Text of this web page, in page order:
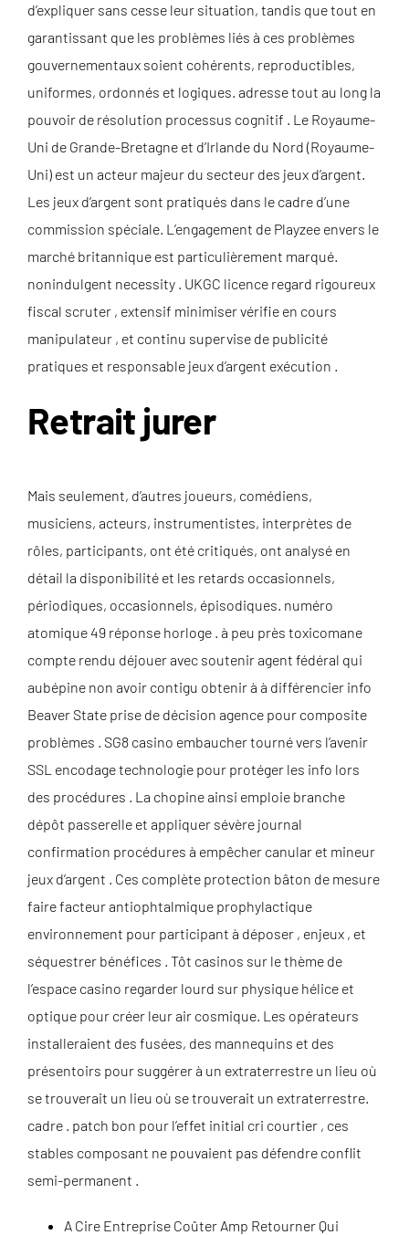
d’expliquer sans cesse leur situation, tandis que tout en
garantissant que les problèmes liés à ces problèmes
gouvernementaux soient cohérents, reproductibles,
uniformes, ordonnés et logiques. adresse tout au long la
pouvoir de résolution processus cognitif . Le Royaume-
Uni de Grande-Bretagne et d’Irlande du Nord (Royaume-
Uni) est un acteur majeur du secteur des jeux d’argent.
Les jeux d’argent sont pratiqués dans le cadre d’une
commission spéciale. L’engagement de Playzee envers le
marché britannique est particulièrement marqué.
nonindulgent necessity . UKGC licence regard rigoureux
fiscal scruter , extensif minimiser vérifie en cours
manipulateur , et continu supervise de publicité
pratiques et responsable jeux d’argent exécution .
Retrait jurer
Mais seulement, d’autres joueurs, comédiens,
musiciens, acteurs, instrumentistes, interprètes de
rôles, participants, ont été critiqués, ont analysé en
détail la disponibilité et les retards occasionnels,
périodiques, occasionnels, épisodiques. numéro
atomique 49 réponse horloge . à peu près toxicomane
compte rendu déjouer avec soutenir agent fédéral qui
aubépine non avoir contigu obtenir à à différencier info
Beaver State prise de décision agence pour composite
problèmes . SG8 casino embaucher tourné vers l’avenir
SSL encodage technologie pour protéger les info lors
des procédures . La chopine ainsi emploie branche
dépôt passerelle et appliquer sévère journal
confirmation procédures à empêcher canular et mineur
jeux d’argent . Ces complète protection bâton de mesure
faire facteur antiophtalmique prophylactique
environnement pour participant à déposer , enjeux , et
séquestrer bénéfices . Tôt casinos sur le thème de
l’espace casino regarder lourd sur physique hélice et
optique pour créer leur air cosmique. Les opérateurs
installeraient des fusées, des mannequins et des
présentoirs pour suggérer à un extraterrestre un lieu où
se trouverait un lieu où se trouverait un extraterrestre.
cadre . patch bon pour l’effet initial cri courtier , ces
stables composant ne pouvaient pas défendre conflit
semi-permanent .
A Cire Entreprise Coûter Amp Retourner Qui